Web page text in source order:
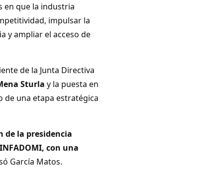
en que la industria
impulsar la
y ampliar el acceso de
de la Junta Directiva
Sturla y la puesta en
de una etapa estratégica
de la presidencia
con una
García Matos.